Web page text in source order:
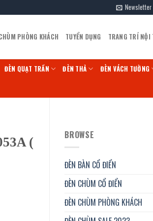
Newsletter
PHÒNG KHÁCH TUYỂN DỤNG TRANG TRÍ NỘI
ĐÈN QUẠT TRẦN ĐÈN THẢ ĐÈN VÁCH TƯỜNG
BROWSE
ĐÈN BÀN CỔ ĐIỂN
ĐÈN CHÙM CỔ ĐIỂN
ĐÈN CHÙM PHÒNG KHÁCH
(